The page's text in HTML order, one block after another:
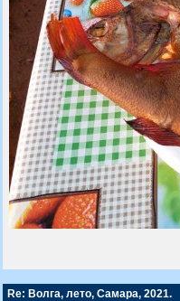
Re: Волга, лето, Самара, 2021.